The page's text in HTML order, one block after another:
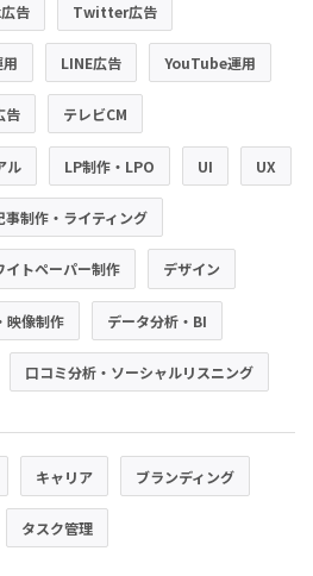
告 Twitter広告
LINE広告 YouTube運用
告 テレビCM
ル LP制作・LPO UI UX
事制作・ライティング
イトペーパー制作 デザイン
映像制作 データ分析・BI
口コミ分析・ソーシャルリスニング
キャリア ブランディング
タスク管理